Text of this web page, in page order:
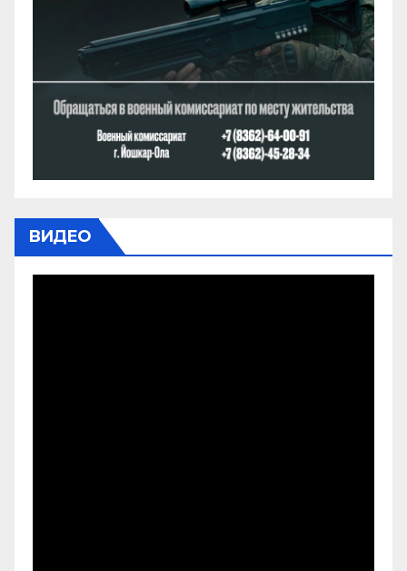
ВИДЕО